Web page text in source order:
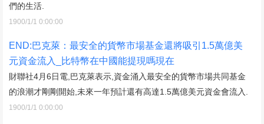
們的生活.
1900/1/1 0:00:00
END:巴克萊：最安全的貨幣市場基金還將吸引1.5萬億美
元資金流入_比特幣在中國能提現嗎現在
財聯社4月6日電,巴克萊表示,資金涌入最安全的貨幣市場共同基金
的浪潮才剛剛開始,未來一年預計還有高達1.5萬億美元資金會流入.
1900/1/1 0:00:00